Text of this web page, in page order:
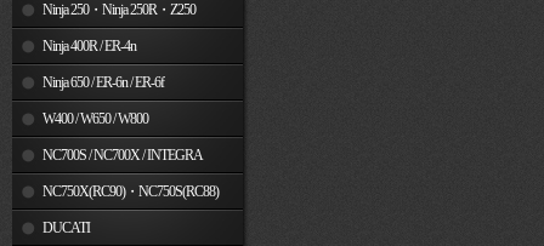
SE Ninja 250・Ninja 250R・Z250
Ninja 400R / ER-4n
Ninja 650 / ER-6n / ER-6f
W400 / W650 / W800
NC700S / NC700X / INTEGRA
NC750X(RC90)・NC750S(RC88)
DUCATI